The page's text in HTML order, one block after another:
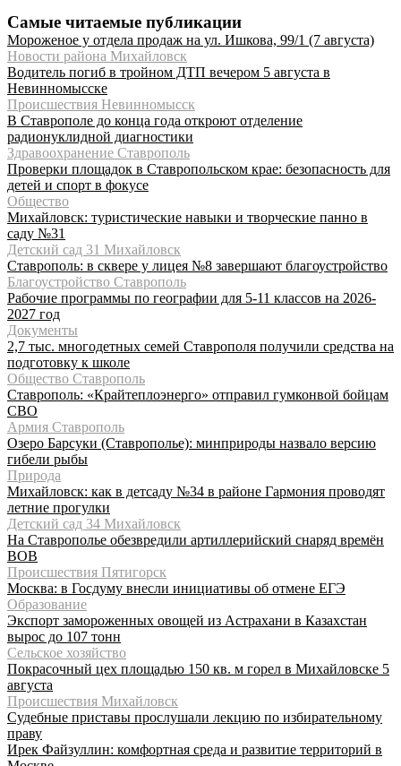
Самые читаемые публикации
Мороженое у отдела продаж на ул. Ишкова, 99/1 (7 августа)
Новости района Михайловск
Водитель погиб в тройном ДТП вечером 5 августа в
Невинномысске
Происшествия Невинномысск
В Ставрополе до конца года откроют отделение
радионуклидной диагностики
Здравоохранение Ставрополь
Проверки площадок в Ставропольском крае: безопасность для
детей и спорт в фокусе
Общество
Михайловск: туристические навыки и творческие панно в
саду №31
Детский сад 31 Михайловск
Ставрополь: в сквере у лицея №8 завершают благоустройство
Благоустройство Ставрополь
Рабочие программы по географии для 5-11 классов на 2026-
2027 год
Документы
2,7 тыс. многодетных семей Ставрополя получили средства на
подготовку к школе
Общество Ставрополь
Ставрополь: «Крайтеплоэнерго» отправил гумконвой бойцам
СВО
Армия Ставрополь
Озеро Барсуки (Ставрополье): минприроды назвало версию
гибели рыбы
Природа
Михайловск: как в детсаду №34 в районе Гармония проводят
летние прогулки
Детский сад 34 Михайловск
На Ставрополье обезвредили артиллерийский снаряд времён
ВОВ
Происшествия Пятигорск
Москва: в Госдуму внесли инициативы об отмене ЕГЭ
Образование
Экспорт замороженных овощей из Астрахани в Казахстан
вырос до 107 тонн
Сельское хозяйство
Покрасочный цех площадью 150 кв. м горел в Михайловске 5
августа
Происшествия Михайловск
Судебные приставы прослушали лекцию по избирательному
праву
Ирек Файзуллин: комфортная среда и развитие территорий в